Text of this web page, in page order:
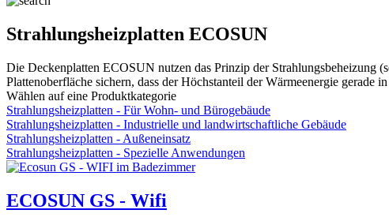
Strahlungsheizplatten ECOSUN
Die Deckenplatten ECOSUN nutzen das Prinzip der Strahlungsbeheizung
Plattenoberfläche sichern, dass der Höchstanteil der Wärmeenergie
Wählen auf eine Produktkategorie
Strahlungsheizplatten - Für Wohn- und Bürogebäude
Strahlungsheizplatten - Industrielle und landwirtschaftliche Gebäude
Strahlungsheizplatten - Außeneinsatz
Strahlungsheizplatten - Spezielle Anwendungen
ECOSUN GS - Wifi